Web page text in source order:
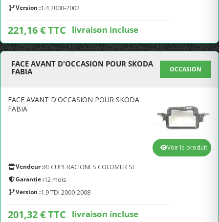
Version :1.4 2000-2002
221,16 € TTC livraison incluse
FACE AVANT D'OCCASION POUR SKODA
FABIA
OCCASION
FACE AVANT D'OCCASION POUR SKODA
FABIA
Vendeur :RECUPERACIONES COLOMER SL
Garantie :12 mois
Version :1.9 TDI 2000-2008
201,32 € TTC livraison incluse
Voir le produit